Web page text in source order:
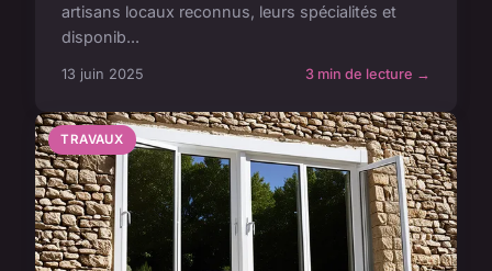
artisans locaux reconnus, leurs spécialités et
disponib...
13 juin 2025 3 min de lecture →
TRAVAUX